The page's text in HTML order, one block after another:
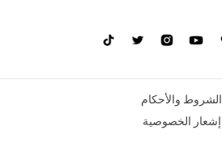
الشروط والأحكام
إشعار الخصوصية